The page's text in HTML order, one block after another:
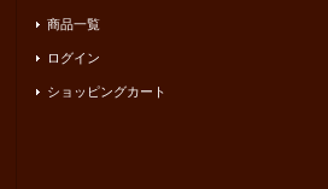
商品一覧
ログイン
ショッピングカート